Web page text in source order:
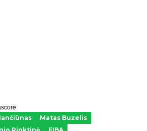
Matas Buzelis